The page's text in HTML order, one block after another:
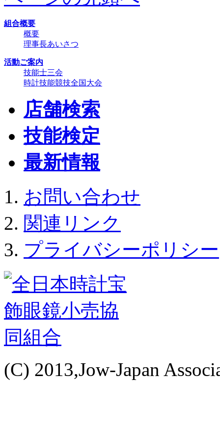
組合概要
概要
理事長あいさつ
活動ご案内
技能士三会
時計技能競技全国大会
店舗検索
技能検定
最新情報
お問い合わせ
関連リンク
プライバシーポリシー
(C) 2013,Jow-Japan